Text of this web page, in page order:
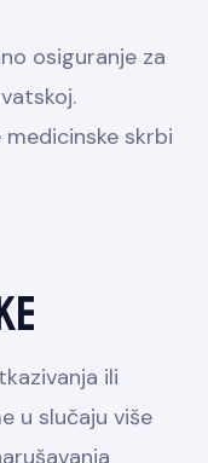
osiguranje za
skrbi
ili
u slučaju više